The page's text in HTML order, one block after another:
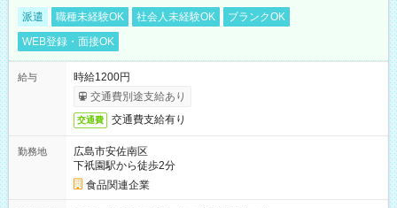
派遣 職種未経験OK 社会人未経験OK
ブランクOK
WEB登録・面接OK
給与
時給1200円
交通費別途支給あり
交通費 交通費支給有り
勤務地
広島市安佐南区
下祇園駅から徒歩2分
食品関連企業